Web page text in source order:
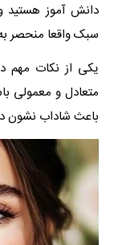
دانش آموز هستید
سبک واقعا منحصر
یکی از نکات مهم
متعادل و معمولی
باعث شاداب نشون